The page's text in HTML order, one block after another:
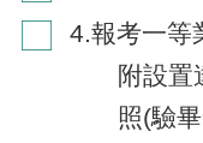
4.報考一等
附設置
照(驗